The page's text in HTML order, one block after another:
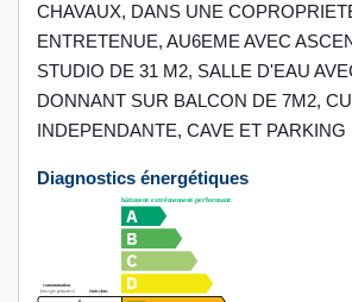
CHAVAUX, DANS UNE
ENTRETENUE, AU6EME AVEC
STUDIO DE 31 M2, SALLE D'EAU
DONNANT SUR BALCON DE 7M2,
INDEPENDANTE, CAVE ET
Diagnostics énergétiques